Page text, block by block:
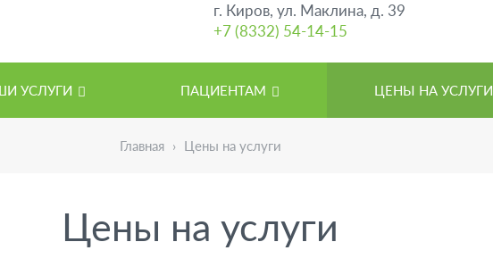
г. Киров, ул. Маклина, д. 39
+7 (8332) 54-14-15
УСЛУГИ ПАЦИЕНТАМ ЦЕНЫ НА УСЛУГИ
Главная Цены на услуги
Цены на услуги